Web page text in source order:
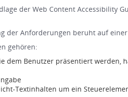
der Web Content Accessibility
der Anforderungen beruht auf
gehören:
dem Benutzer präsentiert werden,
Textinhalten um ein